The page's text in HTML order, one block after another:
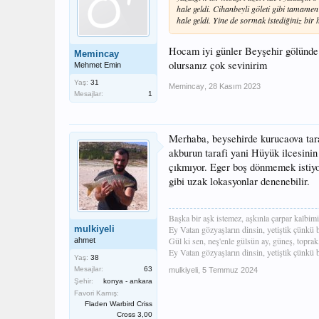
18: Çavuşcu gölü: Buraya gidiyorsanız
büyük sazanlar var.
19:Ardıçlı göleti:göle birkaç sene önce
avlanma aracı.Parmak kadar levrek
aynalılar çıkardı ancak artık
çeşitleri : Aynalı sazan- sudak- israil
Arkadaşlar aklıma geldikçe yazmaya
olduğunu söyleyebiliriz. Daha önce
yemleme yapar ve birkaç gün üst üste
olurum.Sizlere de aynısını tavsiye
avcılar sağolsun her göle çeşit çeşit balık
alabalık ve kasna için. Bilgisi ve
herkese faydalı olur diye düşünüyorum.
Memincay
Mehmet Emin
Yaş: 31
Mesajlar:
1
hale geldi. Cihanbeyli göleti gibi
hale geldi. Yine de sormak istediğiniz bir
Hocam iyi günler Beyşehir gölünde
olursanız çok sevinirim
Memincay 28 Kasım 2023
mulkiyeli
ahmet
Yaş: 38
Mesajlar:
63
Şehir:
konya - ankara
Favori Kamış:
Fladen Warbird Criss
Cross 3,00
Merhaba, beysehirde kurucaova
akburun tarafi yani Hüyük
çıkmıyor. Eger boş dönmemek
gibi uzak lokasyonlar denenebilir.
Başka bir aşk istemez, aşkınla çarpar
Ey Vatan gözyaşların dinsin, yetiştik çünkü
Gül ki sen, neş'enle gülsün ay, güneş,
Ey Vatan gözyaşların dinsin, yetiştik çünkü
mulkiyeli 5 Temmuz 2024